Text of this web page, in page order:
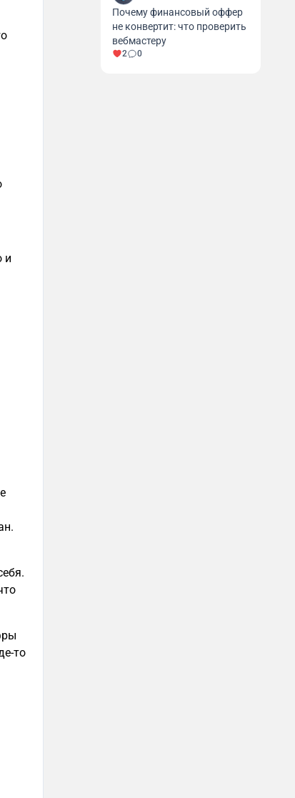
и
то
Почему финансовый оффер
не конвертит: что проверить
вебмастеру
2 0